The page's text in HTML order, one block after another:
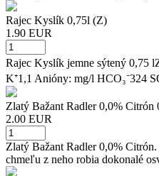
Rajec Kyslík 0,75l (Z)
1.90 EUR
Rajec Kyslík jemne sýtený 0,75
K⁺1,1 Anióny: mg/l HCO₃⁻324
Zlatý Bažant Radler 0,0% Citrón
2.00 EUR
Zlatý Bažant Radler 0,0%
chmeľu z neho robia dokonalé